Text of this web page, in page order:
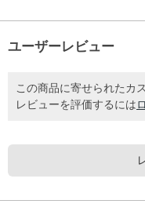
ユーザーレビュー
この商品に寄せられたカ
レビューを評価するには